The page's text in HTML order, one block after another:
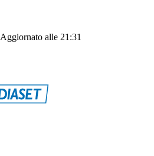
Aggiornato alle 21:31